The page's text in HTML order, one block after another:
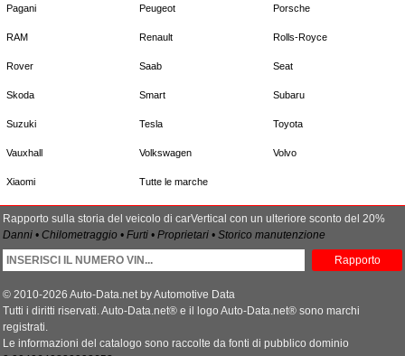
Pagani Peugeot Porsche
RAM Renault Rolls-Royce
Rover Saab Seat
Skoda Smart Subaru
Suzuki Tesla Toyota
Vauxhall Volkswagen Volvo
Xiaomi Tutte le marche
Rapporto sulla storia del veicolo di carVertical con un ulteriore sconto del 20%
Danni • Chilometraggio • Furti • Proprietari • Storico manutenzione
Rapporto
© 2010-2026 Auto-Data.net by Automotive Data
Tutti i diritti riservati. Auto-Data.net® e il logo Auto-Data.net® sono marchi
registrati.
Le informazioni del catalogo sono raccolte da fonti di pubblico dominio